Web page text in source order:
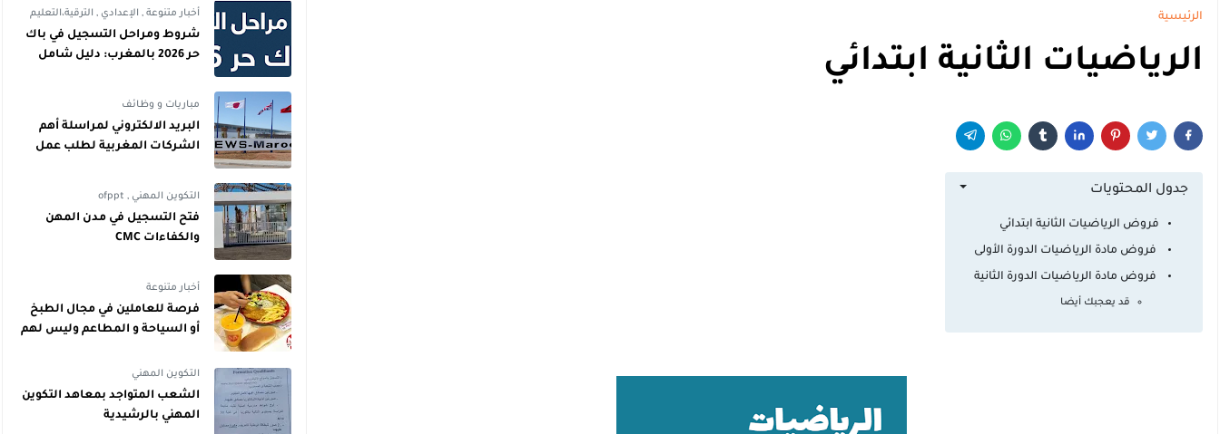
الرئيسية
الرياضيات الثانية ابتدائي
جدول المحتويات
فروض الرياضيات الثانية ابتدائي
فروض مادة الرياضيات الدورة الأولى
فروض مادة الرياضيات الدورة الثانية
قد يعجبك أيضا
أخبار متنوعة, الإعدادي, الترقية،التعليم
شروط ومراحل التسجيل في باك
حر 2026 بالمغرب: دليل شامل
مباريات و وظائف
البريد الالكتروني لمراسلة أهم
الشركات المغربية لطلب عمل
التكوين المهني,
ofppt
فتح التسجيل في مدن المهن
والكفاءات CMC
أخبار متنوعة
فرصة للعاملين في مجال الطبخ
أو السياحة و المطاعم وليس لهم
مجاني
التكوين المهني
الشعب المتواجد بمعاهد التكوين
المهني بالرشيدية